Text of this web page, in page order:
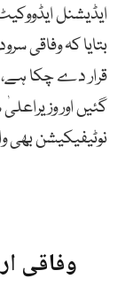
ایڈیشنل
بتایا کہ وفاقی
قرار دے چکا ہے،
گئیں اور
نوٹیفیکیشن
وفاقی